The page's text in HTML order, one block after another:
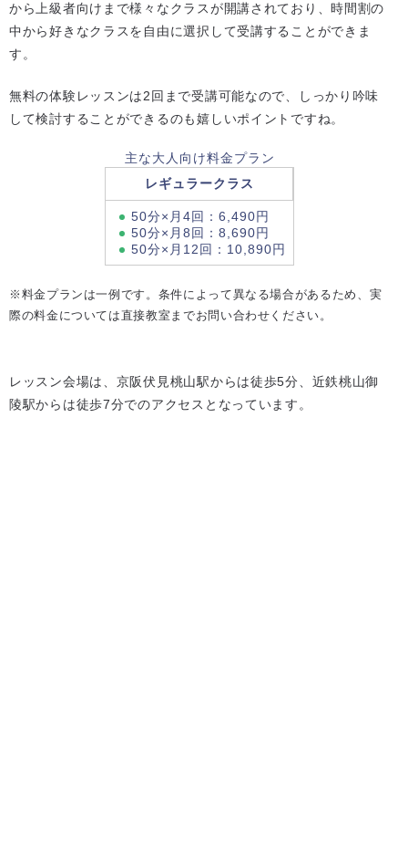
から上級者向けまで様々なクラスが開講されており、時間割の
中から好きなクラスを自由に選択して受講することができま
す。
無料の体験レッスンは2回まで受講可能なので、しっかり吟味
して検討することができるのも嬉しいポイントですね。
主な大人向け料金プラン
レギュラークラス
50分×月4回：6,490円
50分×月8回：8,690円
50分×月12回：10,890円
※料金プランは一例です。条件によって異なる場合があるため、実
際の料金については直接教室までお問い合わせください。
レッスン会場は、京阪伏見桃山駅からは徒歩5分、近鉄桃山御
陵駅からは徒歩7分でのアクセスとなっています。